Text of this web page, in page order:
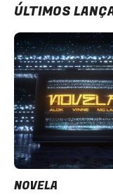
ÚLTIMOS
NOVELA